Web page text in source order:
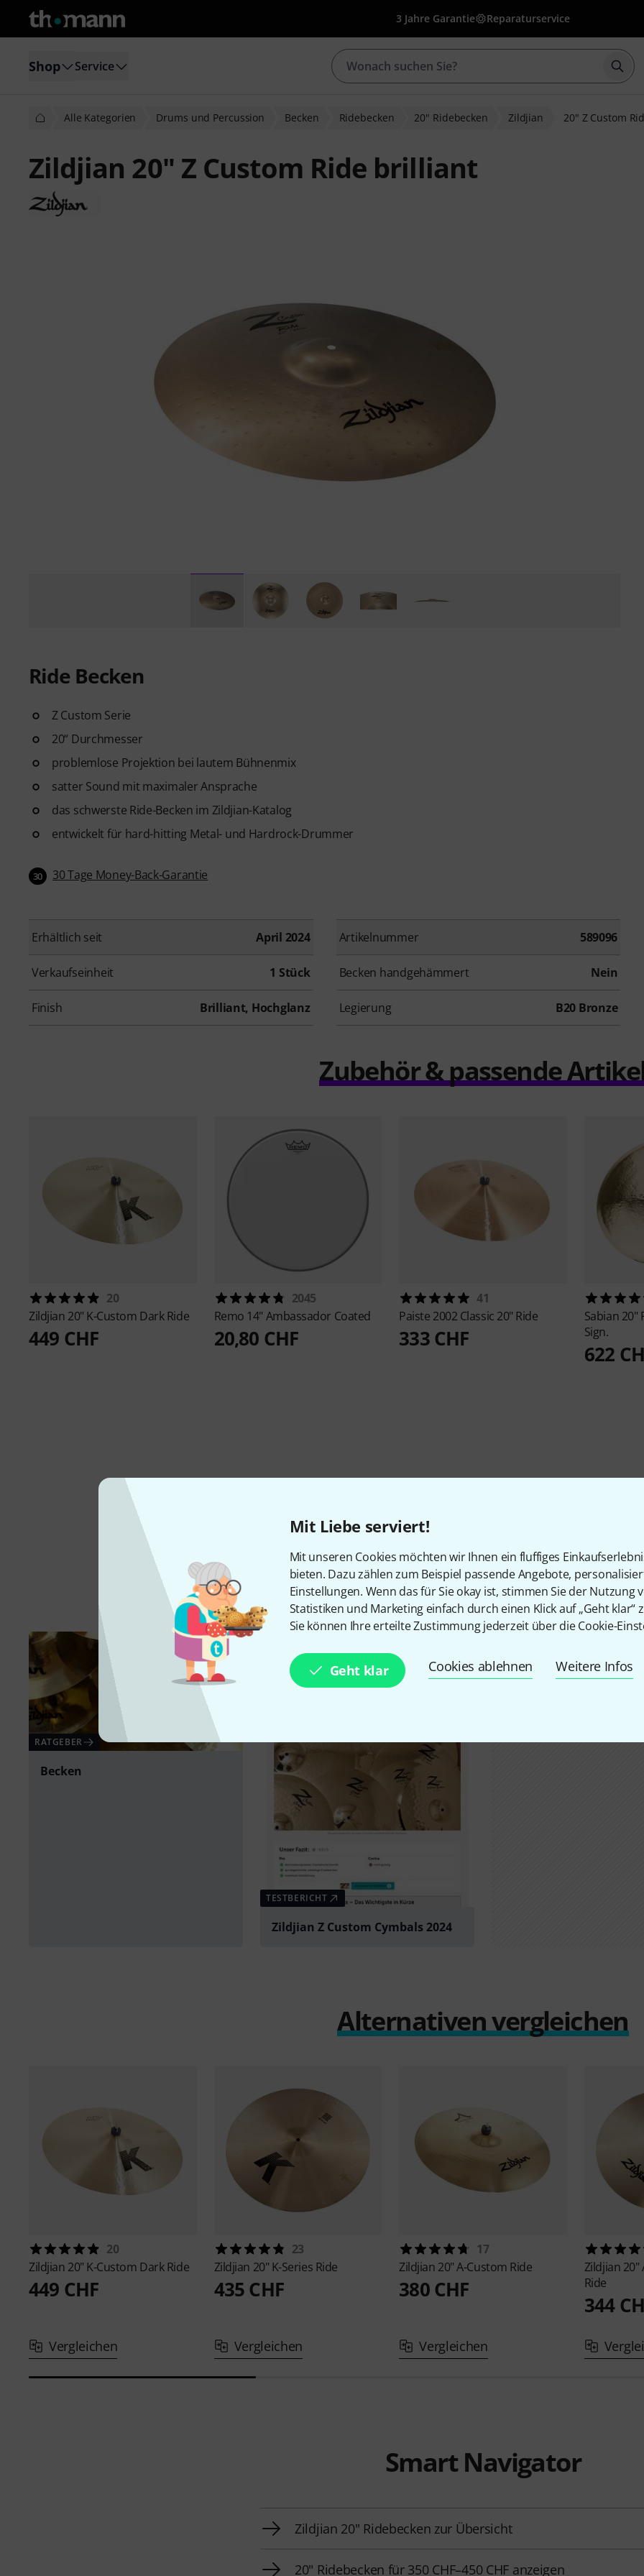
Mit Liebe serviert!
Mit unseren Cookies möchten wir Ihnen ein fluffiges
bieten. Dazu zählen zum Beispiel passende Angebote,
Einstellungen. Wenn das für Sie okay ist, stimmen Sie der Nutzung
Statistiken und Marketing einfach durch einen Klick auf „Geht klar“
Sie können Ihre erteilte Zustimmung jederzeit über die Cookie-
Geht klar Cookies ablehnen Weitere Infos
3 Jahre Garantie Reparaturservice
Shop Service
Alle Kategorien Drums und Percussion Becken Ridebecken 20" Ridebecken Zildjian 20" Z Custom
Zildjian 20" Z Custom Ride brilliant
Ride Becken
Z Custom Serie
20“ Durchmesser
problemlose Projektion bei lautem Bühnenmix
satter Sound mit maximaler Ansprache
das schwerste Ride-Becken im Zildjian-Katalog
entwickelt für hard-hitting Metal- und Hardrock-Drummer
30 30 Tage Money-Back-Garantie
Erhältlich seit April 2024 Artikelnummer 589096
Verkaufseinheit 1 Stück Becken handgehämmert Nein
Finish Brilliant, Hochglanz Legierung B20 Bronze
Zubehör & passende
20
Zildjian 20" K-Custom Dark Ride
449 CHF
2045
Remo 14" Ambassador Coated
20,80 CHF
41
Paiste 2002 Classic 20" Ride
333 CHF
Sabian 20"
Sign.
622
Schon gewusst?
Alle Ratgeber Testberichte
RATGEBER
Becken
TESTBERICHT
Zildjian Z Custom Cymbals 2024
Alternativen vergleichen
20
Zildjian 20" K-Custom Dark Ride
449 CHF
Vergleichen
23
Zildjian 20" K-Series Ride
435 CHF
Vergleichen
17
Zildjian 20" A-Custom Ride
380 CHF
Vergleichen
Zildjian 20"
Ride
344
Smart Navigator
Zildjian 20" Ridebecken zur Übersicht
20" Ridebecken für 350 CHF–450 CHF anzeigen